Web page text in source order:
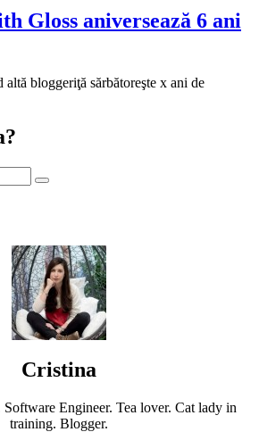
Gloss aniversează 6 ani
Cristina
Engineer. Tea lover. Cat lady in
training. Blogger.